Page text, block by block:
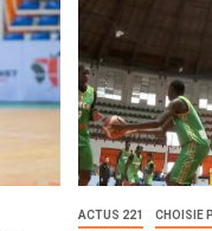
ACTUS 221
CHOISIE